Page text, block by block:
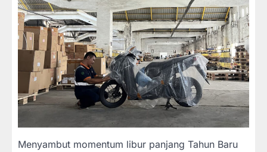
Menyambut momentum libur panjang Tahun Baru